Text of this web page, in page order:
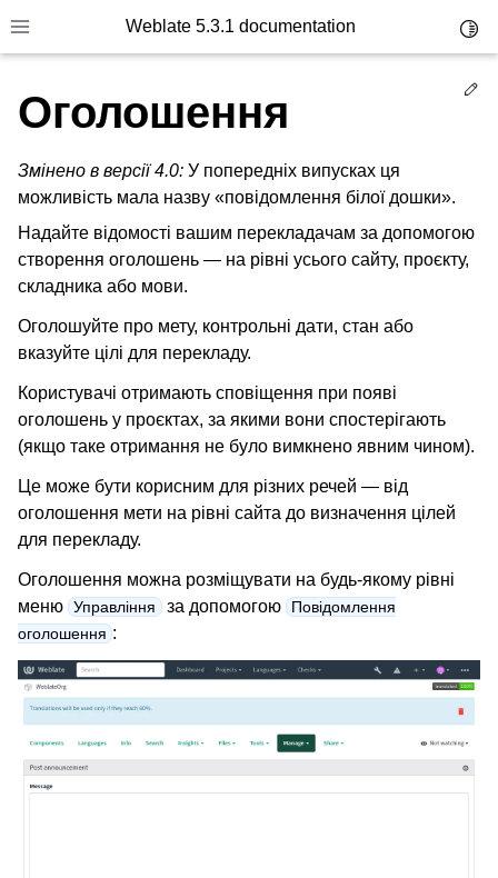
Toggle site navigation sidebar
Weblate 5.3.1 documentation
navigation of Підтримувані формати файлів
Оголошення
Змінено в версії 4.0: У попередніх випусках ця
можливість мала назву «повідомлення білої дошки».
Надайте відомості вашим перекладачам за допомогою
створення оголошень — на рівні усього сайту, проєкту,
складника або мови.
Оголошуйте про мету, контрольні дати, стан або
вказуйте цілі для перекладу.
Користувачі отримають сповіщення при появі
оголошень у проєктах, за якими вони спостерігають
(якщо таке отримання не було вимкнено явним чином).
Це може бути корисним для різних речей — від
оголошення мети на рівні сайта до визначення цілей
для перекладу.
Оголошення можна розміщувати на будь-якому рівні
меню Управління за допомогою
Повідомлення
оголошення :